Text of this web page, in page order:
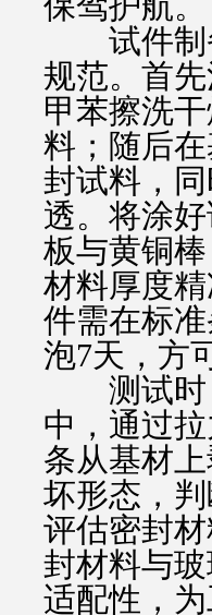
试件制备
规范。首
甲苯擦洗
料；随后
封试料，
透。将涂
板与黄铜
材料厚度
件需在标
泡7天，方
测试时，
中，通过
条从基材
坏形态，
评估密封
封材料与
适配性，